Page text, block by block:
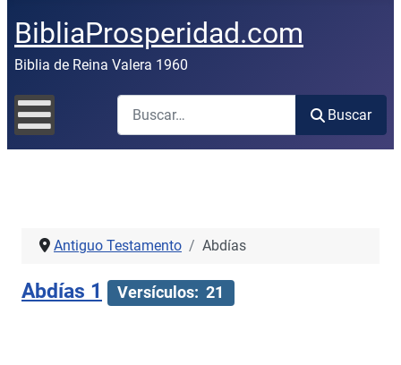
BibliaProsperidad.com
Biblia de Reina Valera 1960
Buscar
Buscar
Antiguo Testamento Abdías
Abdías 1 Versículos: 21